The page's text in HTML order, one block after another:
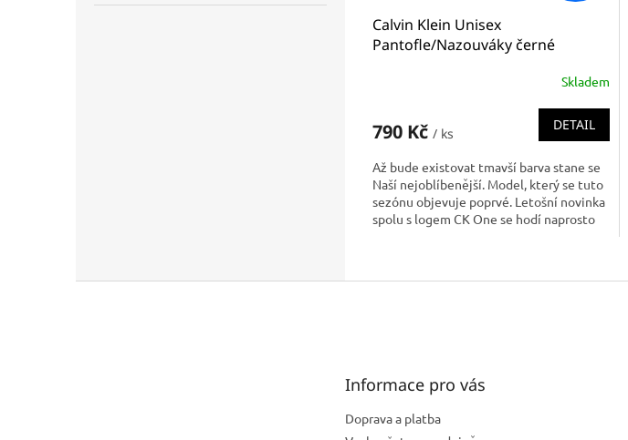
Calvin Klein Unisex
Pantofle/Nazouváky černé
Skladem
790 Kč / ks
DETAIL
Až bude existovat tmavší barva stane se
Naší nejoblíbenější. Model, který se tuto
sezónu objevuje poprvé. Letošní novinka
spolu s logem CK One se hodí naprosto
Informace pro vás
Doprava a platba